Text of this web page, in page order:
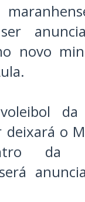
novo
da
deixará o
da